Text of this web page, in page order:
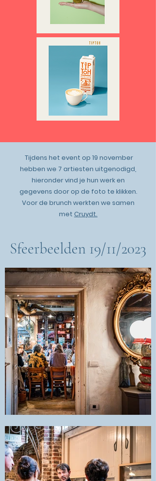
Tijdens het event op 19 november
hebben we 7 artiesten uitgenodigd,
hieronder vind je hun werk en
gegevens door op de foto te klikken.
Voor de brunch werkten we samen
met Cruydt.
Sfeerbeelden 19/11/2023